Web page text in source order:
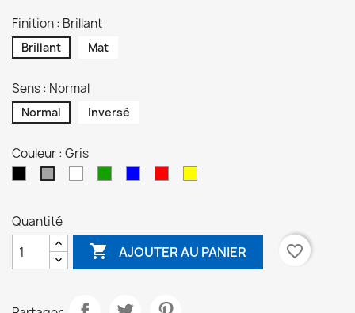
Finition : Brillant
Brillant Mat
Sens : Normal
Normal Inversé
Couleur : Gris
Quantité
 AJOUTER AU PANIER favorite_border